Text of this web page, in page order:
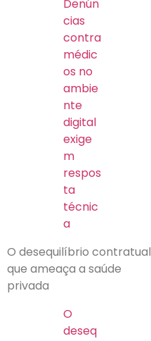
Denún
cias
contra
médic
os no
ambie
nte
digital
exige
m
respos
ta
técnic
a
O desequilíbrio contratual
que ameaça a saúde
privada
O
deseq